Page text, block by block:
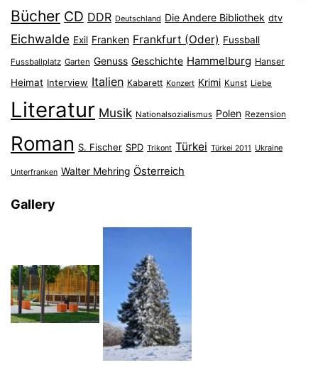
Bücher CD DDR Deutschland Die Andere Bibliothek dtv
Eichwalde Exil Franken Frankfurt (Oder) Fussball
Fussballplatz Garten Genuss Geschichte Hammelburg Hanser
Heimat Interview Italien Kabarett Konzert Krimi Kunst Liebe
Literatur Musik Nationalsozialismus Polen Rezension
Roman S. Fischer SPD Trikont Türkei Türkei 2011 Ukraine
Unterfranken Walter Mehring Österreich
Gallery